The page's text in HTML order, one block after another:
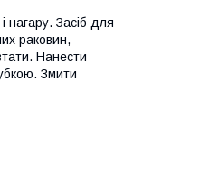
Засіб для
раковин,
Нанести
Змити